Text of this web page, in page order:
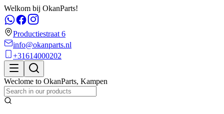
Welkom bij OkanParts!
Productiestraat 6
info@okanparts.nl
+31614000202
Weclome to OkanParts, Kampen